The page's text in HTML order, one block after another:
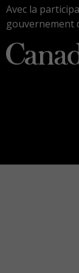
Avec la
gouvernement